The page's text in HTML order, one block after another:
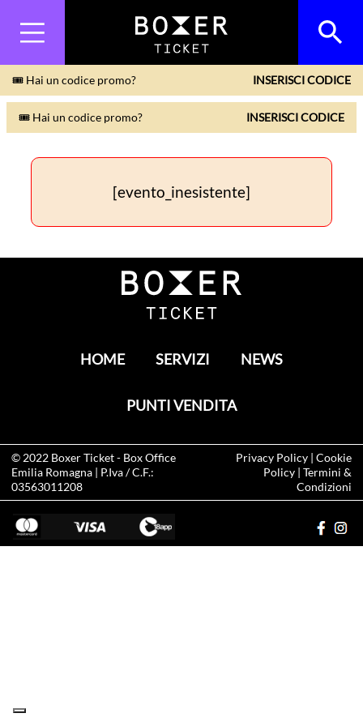
🎟 Hai un codice promo? INSERISCI CODICE
🎟 Hai un codice promo? INSERISCI CODICE
[evento_inesistente]
HOME SERVIZI NEWS
PUNTI VENDITA
© 2022 Boxer Ticket- Box Office
Emilia Romagna | P.Iva / C.F.:
03563011208
Privacy Policy| Cookie
Policy| Termini &
Condizioni